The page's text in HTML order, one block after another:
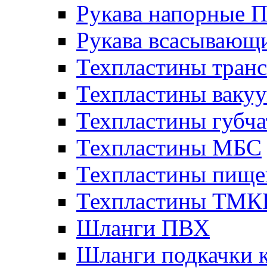
Рукава напорные П
Рукава
Техпластины
Техпластины
Техпластины
Техпластины МБС
Техпластины
Техпластины
Шланги ПВХ
Шланги подкачки